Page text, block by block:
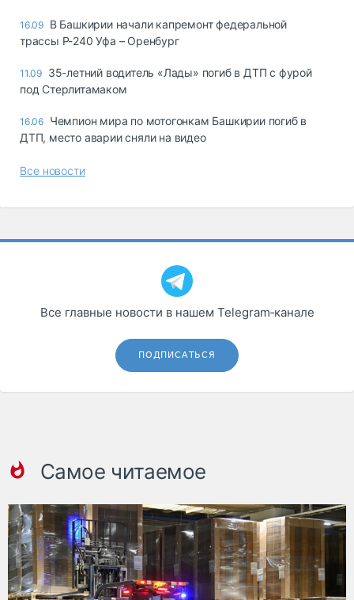
16.09 В Башкирии начали капремонт федеральной
трассы Р-240 Уфа – Оренбург
11.09 35-летний водитель «Лады» погиб в ДТП с фурой
под Стерлитамаком
16.06 Чемпион мира по мотогонкам Башкирии погиб в
ДТП, место аварии сняли на видео
Все новости
Все главные новости в нашем Telegram‑канале
ПОДПИСАТЬСЯ
Самое читаемое